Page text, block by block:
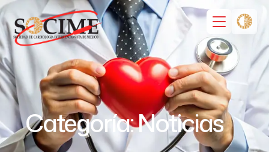
Categoría:Noticias